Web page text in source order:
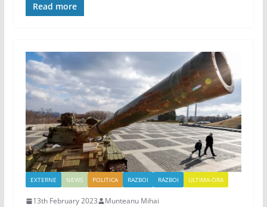
Read more
EXTERNE NEWS POLITICA RAZBOI RAZBOI ULTIMA-ORA
13th February 2023 Munteanu Mihai